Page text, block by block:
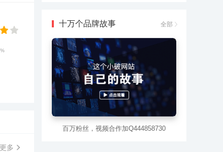
多
十万个品牌故事 全部
百万粉丝，视频合作加Q444858730